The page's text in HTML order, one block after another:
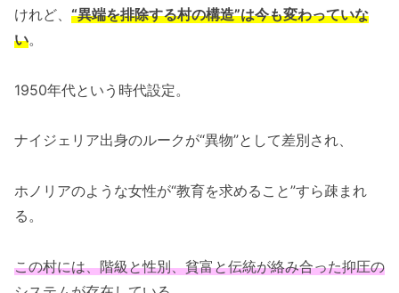
けれど、 “異端を排除する村の構造”は今も変わっていな
い。
1950年代という時代設定。
ナイジェリア出身のルークが“異物”として差別され、
ホノリアのような女性が“教育を求めること”すら疎まれ
る。
この村には、階級と性別、貧富と伝統が絡み合った抑圧の